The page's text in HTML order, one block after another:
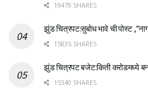
19479 SHARES
झुंड चित्रपट:सुबोध भावे ची पोस्ट
15835 SHARES
झुंड चित्रपट बजेट:किती करोडमध्ये
15340 SHARES